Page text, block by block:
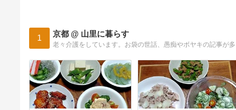
1 京都 @ 山里に暮らす
老々介護をしています。お袋の世話、愚痴やボヤキの記事が